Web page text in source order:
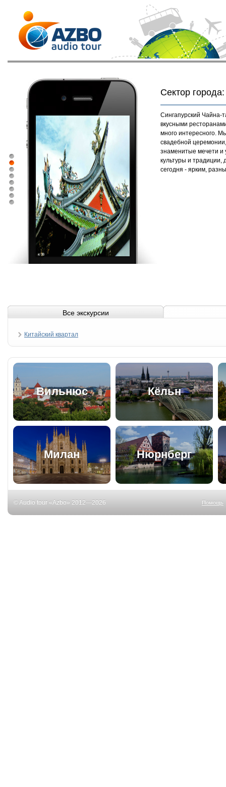
Сектор
Сингапурский Чайна-
вкусными
много интересного.
свадебной
знаменитые мечети и
культуры и традиции,
сегодня - ярким,
Все экскурсии
Китайский квартал
Вильнюс Кёльн
Милан Нюрнберг
Помощь
© Audio tour «Azbo» 2012—2026